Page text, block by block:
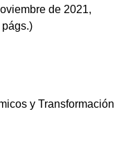
de 2021,
págs.)
y Transformación